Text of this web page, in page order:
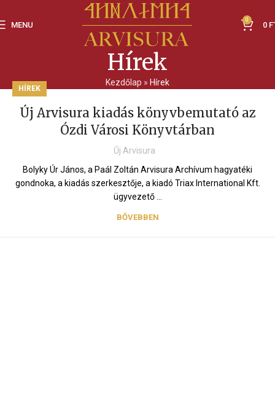
MENU
0
0
Hírek
Kezdőlap » Hírek
HÍREK
Új Arvisura kiadás könyvbemutató az
Ózdi Városi Könyvtárban
Űj Arvisura
Bolyky Úr János, a Paál Zoltán Arvisura Archívum hagyatéki
gondnoka, a kiadás szerkesztője, a kiadó Triax International Kft.
ügyvezető ...
BŐVEBBEN